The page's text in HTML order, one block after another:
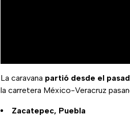
La caravana partió desde el
la carretera México-Veracruz
Zacatepec, Puebla